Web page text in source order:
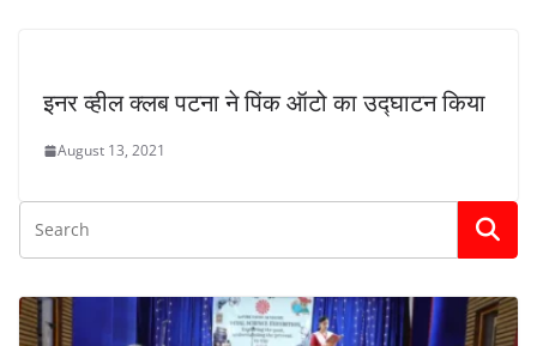
इनर व्हील क्लब पटना ने पिंक ऑटो का उद्घाटन किया
August 13, 2021